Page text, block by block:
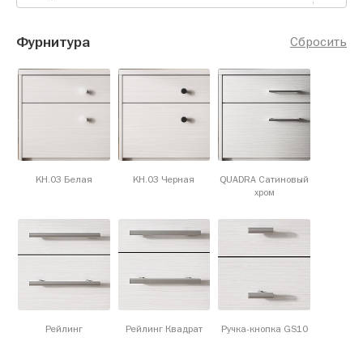
Сбросить
Фурнитура
KH.03 Белая KH.03 Черная
QUADRA Сатиновый
хром
Рейлинг Рейлинг Квадрат Ручка-кнопка GS10